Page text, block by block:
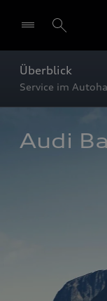
Überblick
Service im
Audi